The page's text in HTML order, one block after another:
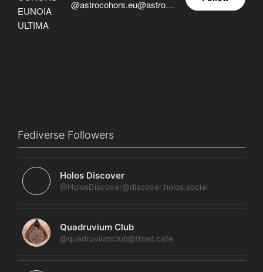
@astrocohors.eu@astrocohors.eu
Fediverse Followers
Holos Discover
@HolosDiscover@discover.holos.social
Quadruvium Club
@quadruviumclub@troet.cafe